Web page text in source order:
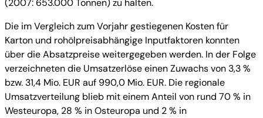
(2007: 653.000 Tonnen) zu halten.
Die im Vergleich zum Vorjahr gestiegenen Kosten für
Karton und rohölpreisabhängige Inputfaktoren konnten
über die Absatzpreise weitergegeben werden. In der Folge
verzeichneten die Umsatzerlöse einen Zuwachs von 3,3 %
bzw. 31,4 Mio. EUR auf 990,0 Mio. EUR. Die regionale
Umsatzverteilung blieb mit einem Anteil von rund 70 % in
Westeuropa, 28 % in Osteuropa und 2 % in